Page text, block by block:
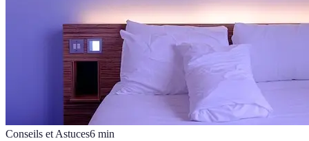
Conseils et Astuces6 min